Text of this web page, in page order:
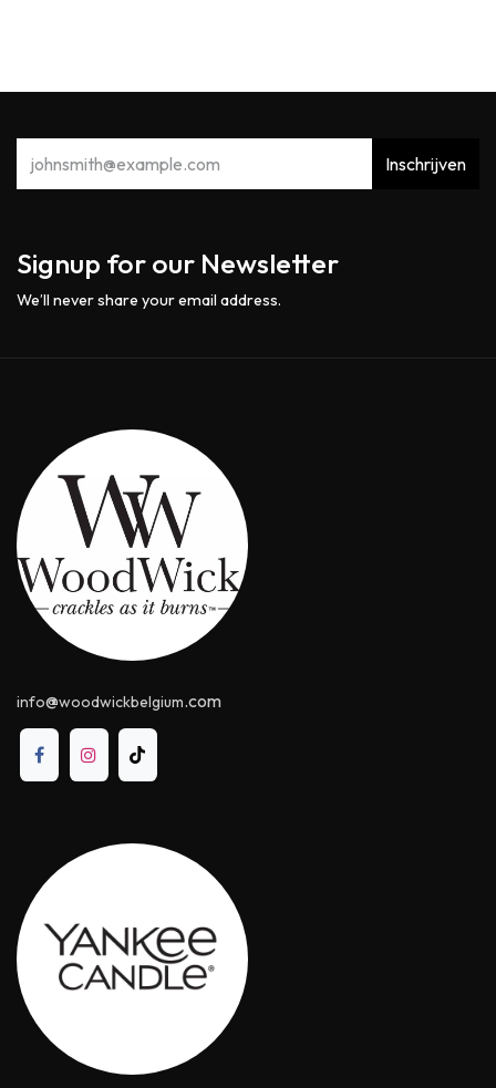
Inschrijven
Signup for our Newsletter
We’ll never share your email address.
info@woodwickbelgium.com